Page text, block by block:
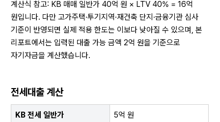
계산식 참고: KB 매매 일반가 40억 원 × LTV 40% = 16억
원입니다. 다만 고가주택·투기지역·재건축 단지·금융기관 심사
기준이 반영되면 실제 적용 한도는 이보다 낮아질 수 있으며, 본
리포트에서는 입력된 대출 가능 금액 2억 원을 기준으로
자기자금을 계산했습니다.
전세대출 계산
KB 전세 일반가 5억 원